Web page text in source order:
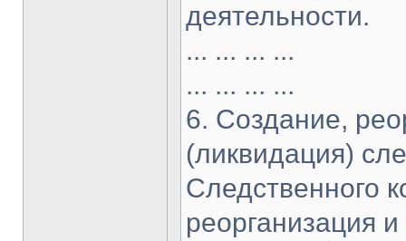
деятельности.
... ... ... ...
... ... ... ...
6. Создание,
(ликвидация)
Следственного
реорганизация